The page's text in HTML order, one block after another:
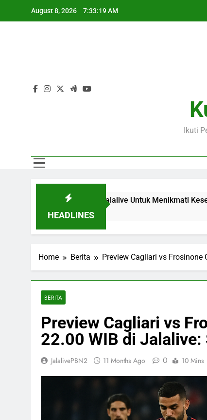
August 8, 2026 7:33:20 AM
Ikuti
HEADLINES
Melalui Jalalive Untuk Menikmati Keseruan
Home Berita Preview Cagliari vs
BERITA
Preview Cagliari vs
22.00 WIB di
JalalivePBN2 11 Months Ago 0 10 Mins